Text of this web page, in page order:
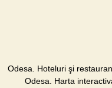
Odesa. Hoteluri şi
Odesa. Harta